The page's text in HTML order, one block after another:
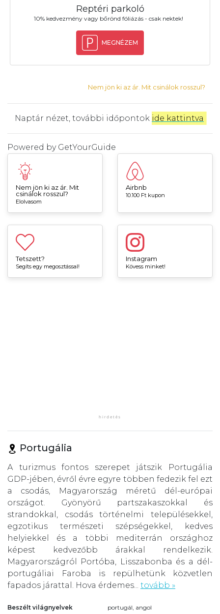
Reptéri parkoló
10% kedvezmény vagy bőrönd fóliázás - csak nektek!
MEGNÉZEM
Nem jön ki az ár. Mit csinálok rosszul?
Naptár nézet, további időpontok ide kattintva
Powered by GetYourGuide
Nem jön ki az ár. Mit
csinálok rosszul?
Elolvasom
Airbnb
10.100 Ft kupon
Tetszett?
Segíts egy megosztással!
Instagram
Kövess minket!
Portugália
A turizmus fontos szerepet játszik Portugália
GDP-jében, évről évre egyre többen fedezik fel ezt
a csodás, Magyarország méretű dél-európai
országot. Gyönyörű partszakaszokkal és
strandokkal, csodás történelmi településekkel,
egzotikus természeti szépségekkel, kedves
helyiekkel és a többi mediterrán országhoz
képest kedvezőbb árakkal rendelkezik.
Magyarországról Portóba, Lisszabonba és a dél-
portugáliai Faroba is repülhetünk közvetlen
fapados járattal. Hova érdemes... tovább »
Beszélt világnyelvek portugál, angol